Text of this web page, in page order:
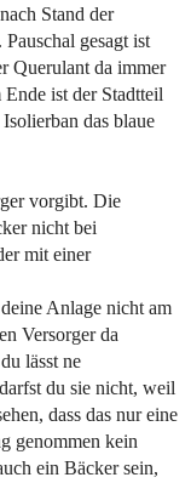
Stand der
gesagt ist
Querulant da immer
ist der Stadtteil
das blaue
vorgibt. Die
nicht bei
mit einer
Anlage nicht am
Versorger da
lässt ne
du sie nicht, weil
dass das nur eine
genommen kein
ein Bäcker sein,